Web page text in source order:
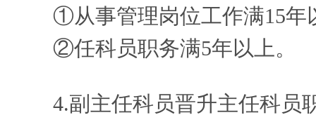
①从事管理岗位工作满15年
②任科员职务满5年以上。
4.副主任科员晋升主任科员